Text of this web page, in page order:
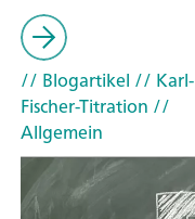
// Blogartikel // Karl-
Fischer-Titration //
Allgemein